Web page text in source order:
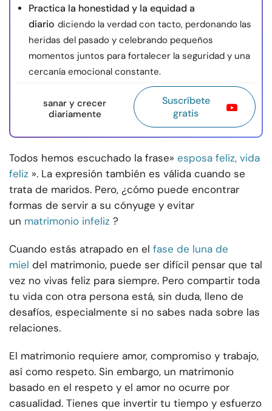
Practica la honestidad y la equidad a
diario diciendo la verdad con tacto, perdonando las
heridas del pasado y celebrando pequeños
momentos juntos para fortalecer la seguridad y una
cercanía emocional constante.
sanar y crecer
diariamente
Suscríbete
gratis
Todos hemos escuchado la frase» esposa feliz, vida
feliz ». La expresión también es válida cuando se
trata de maridos. Pero, ¿cómo puede encontrar
formas de servir a su cónyuge y evitar
un matrimonio infeliz ?
Cuando estás atrapado en el fase de luna de
miel del matrimonio, puede ser difícil pensar que tal
vez no vivas feliz para siempre. Pero compartir toda
tu vida con otra persona está, sin duda, lleno de
desafíos, especialmente si no sabes nada sobre las
relaciones.
El matrimonio requiere amor, compromiso y trabajo,
así como respeto. Sin embargo, un matrimonio
basado en el respeto y el amor no ocurre por
casualidad. Tienes que invertir tu tiempo y esfuerzo